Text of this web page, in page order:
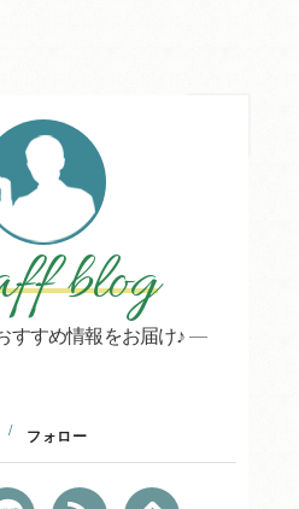
blog
すすめ情報をお届け♪
フォロー